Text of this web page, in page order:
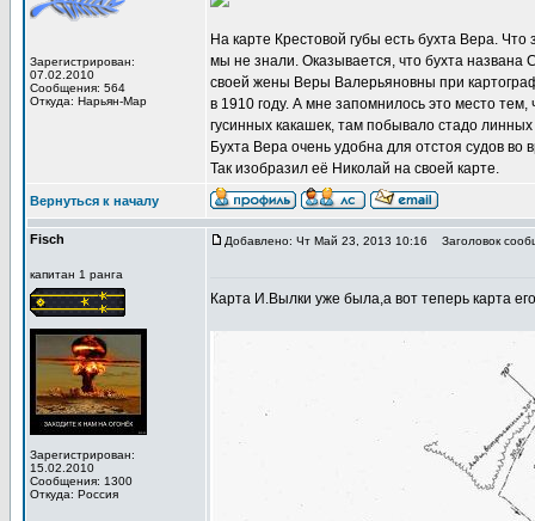
Зарегистрирован:
07.02.2010
Сообщения: 564
Откуда: Нарьян-Мар
На карте Крестовой губы есть бухта Вера. Что
мы не знали. Оказывается, что бухта названа
своей жены Веры Валерьяновны при
в 1910 году. А мне запомнилось это место
гусинных какашек, там побывало стадо линных
Бухта Вера очень удобна для отстоя судов во
Так изобразил её Николай на своей карте.
Вернуться к началу
Fisch
капитан 1 ранга
Зарегистрирован:
15.02.2010
Сообщения: 1300
Откуда: Россия
Добавлено: Чт Май 23, 2013 10:16 Заголовок
Карта И.Вылки уже была,а вот теперь карта